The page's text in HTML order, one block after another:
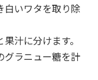
白いワタを取り除
汁に分けます。
グラニュー糖を計